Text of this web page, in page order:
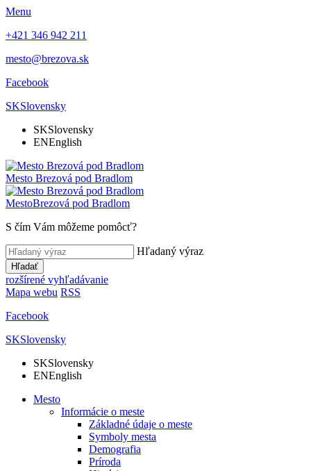
Menu
+421 346 942 211
mesto@brezova.sk
Facebook
SKSlovensky
SKSlovensky
ENEnglish
Mesto Brezová pod Bradlom
MestoBrezová pod Bradlom
S čím Vám môžeme pomôcť?
Hľadaný výraz
Hľadať
rozšírené vyhľadávanie
Mapa webu RSS
Facebook
SKSlovensky
SKSlovensky
ENEnglish
Mesto
Informácie o meste
Základné údaje o meste
Symboly mesta
Demografia
Príroda